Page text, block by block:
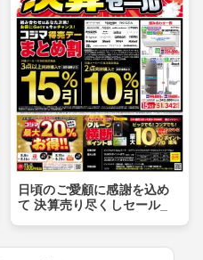
日頃のご愛顧に感謝を込め
て 決算売り尽くしセール_